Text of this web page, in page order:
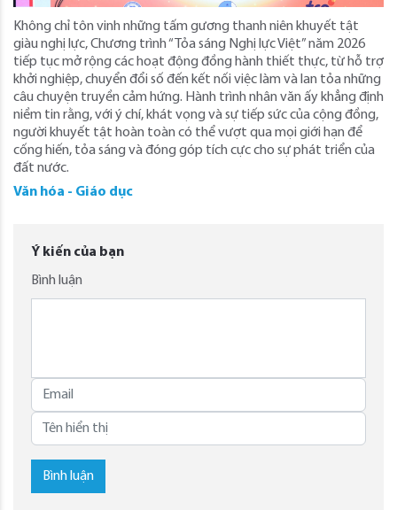
Không chỉ tôn vinh những tấm gương thanh niên khuyết tật
giàu nghị lực, Chương trình “Tỏa sáng Nghị lực Việt” năm 2026
tiếp tục mở rộng các hoạt động đồng hành thiết thực, từ hỗ trợ
khởi nghiệp, chuyển đổi số đến kết nối việc làm và lan tỏa những
câu chuyện truyền cảm hứng. Hành trình nhân văn ấy khẳng định
niềm tin rằng, với ý chí, khát vọng và sự tiếp sức của cộng đồng,
người khuyết tật hoàn toàn có thể vượt qua mọi giới hạn để
cống hiến, tỏa sáng và đóng góp tích cực cho sự phát triển của
đất nước.
Văn hóa - Giáo dục
Ý kiến của bạn
Bình luận
Bình luận